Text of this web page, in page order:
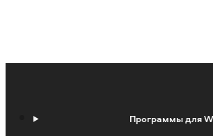
Программы для